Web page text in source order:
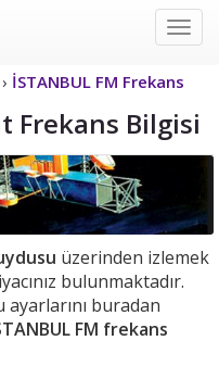
Uydu
› İSTANBUL FM Frekans
Frekans Bilgisi
üzerinden izlemek
bulunmaktadır.
buradan
FM frekans